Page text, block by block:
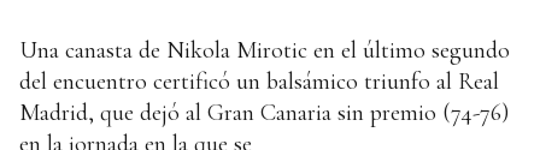
Una canasta de Nikola Mirotic en el último segundo
del encuentro certificó un balsámico triunfo al Real
Madrid, que dejó al Gran Canaria sin premio (74-76)